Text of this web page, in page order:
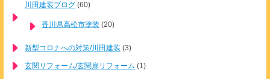
川田建装ブログ (60)
香川県高松市塗装 (20)
新型コロナへの対策/川田建装 (3)
玄関リフォーム/玄関扉リフォーム (1)